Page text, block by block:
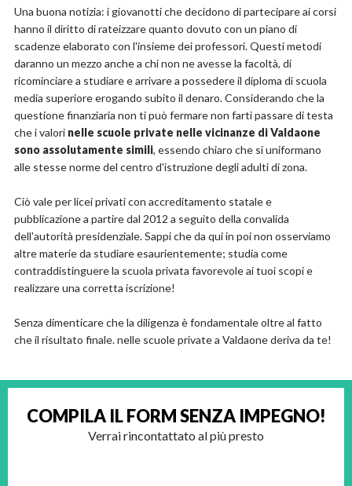
Una buona notizia: i giovanotti che decidono di partecipare ai corsi
hanno il diritto di rateizzare quanto dovuto con un piano di
scadenze elaborato con l'insieme dei professori. Questi metodi
daranno un mezzo anche a chi non ne avesse la facoltà, di
ricominciare a studiare e arrivare a possedere il diploma di scuola
media superiore erogando subito il denaro. Considerando che la
questione finanziaria non ti può fermare non farti passare di testa
che i valori nelle scuole private nelle vicinanze di Valdaone
sono assolutamente simili, essendo chiaro che si uniformano
alle stesse norme del centro d'istruzione degli adulti di zona.
Ciò vale per licei privati con accreditamento statale e
pubblicazione a partire dal 2012 a seguito della convalida
dell'autorità presidenziale. Sappi che da qui in poi non osserviamo
altre materie da studiare esaurientemente; studia come
contraddistinguere la scuola privata favorevole ai tuoi scopi e
realizzare una corretta iscrizione!
Senza dimenticare che la diligenza è fondamentale oltre al fatto
che il risultato finale. nelle scuole private a Valdaone deriva da te!
COMPILA IL FORMSENZA IMPEGNO!
Verrai rincontattato al più presto